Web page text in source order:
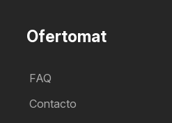
Ofertomat
FAQ
Contacto